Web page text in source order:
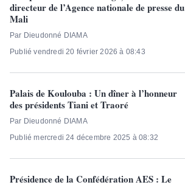
directeur de l’Agence nationale de presse du
Mali
Par Dieudonné DIAMA
Publié vendredi 20 février 2026 à 08:43
Palais de Koulouba : Un dîner à l’honneur
des présidents Tiani et Traoré
Par Dieudonné DIAMA
Publié mercredi 24 décembre 2025 à 08:32
Présidence de la Confédération AES : Le